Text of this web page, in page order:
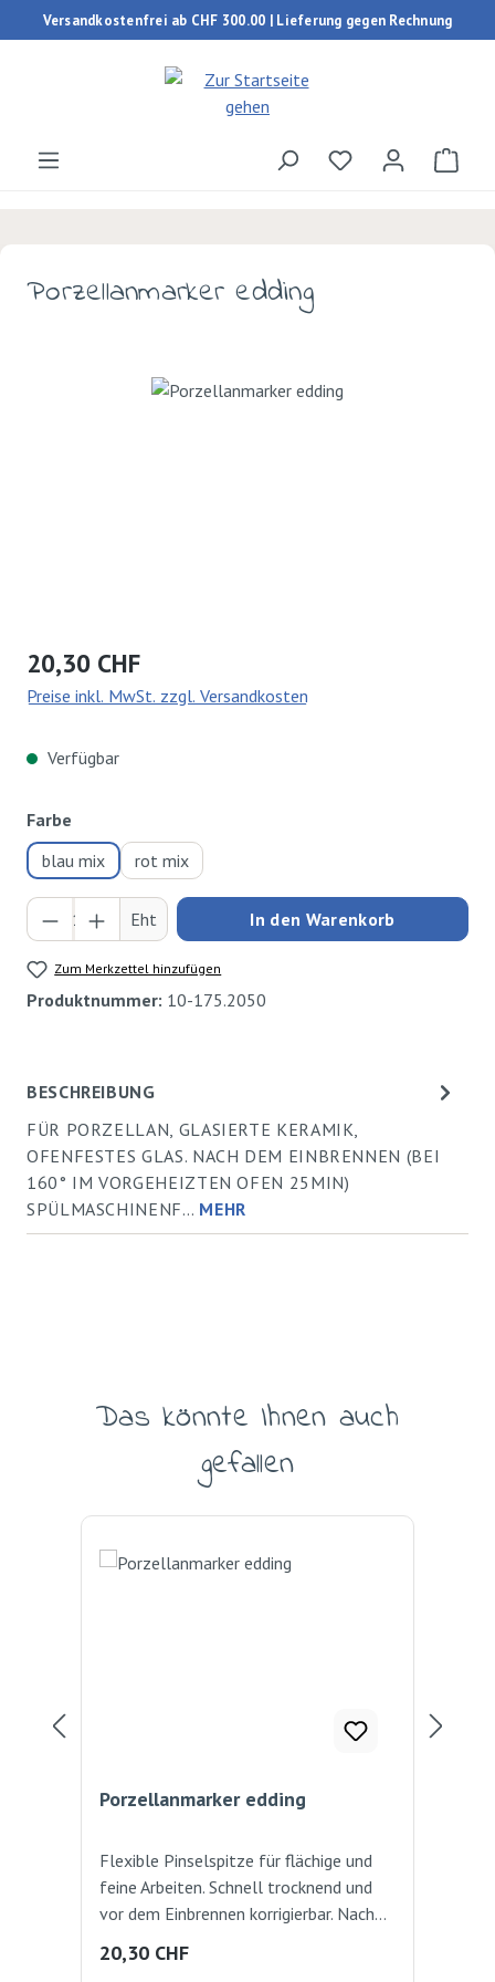
Zum Hauptinhalt springen
Versandkostenfrei ab CHF 300.00 | Lieferung gegen Rechnung
Du hast 0
Porzellanmarker edding
Bildergalerie überspringen
Regulärer Preis:
20,30 CHF
Preise inkl. MwSt. zzgl. Versandkosten
Verfügbar
Farbe
blau mix
rot mix
Produkt Anzahl: Gib den gewünschten Wert
Eht In den Warenkorb
Zum Merkzettel hinzufügen
Produktnummer: 10-175.2050
BESCHREIBUNG
FÜR PORZELLAN, GLASIERTE KERAMIK,
OFENFESTES GLAS. NACH DEM EINBRENNEN (BEI
160° IM VORGEHEIZTEN OFEN 25MIN)
SPÜLMASCHINENF… MEHR
Produktgalerie überspringen
Das könnte Ihnen auch
gefallen
Porzellanmarker edding
Flexible Pinselspitze für flächige und
feine Arbeiten. Schnell trocknend und
vor dem Einbrennen korrigierbar. Nach
spülmaschinen fest. Und so gehts: -
Regulärer Preis:
20,30 CHF